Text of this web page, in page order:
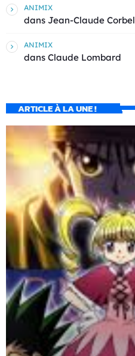
ANIMIX
dans Jean-Claude Corbel
ANIMIX
dans Claude Lombard
ARTICLE À LA UNE !